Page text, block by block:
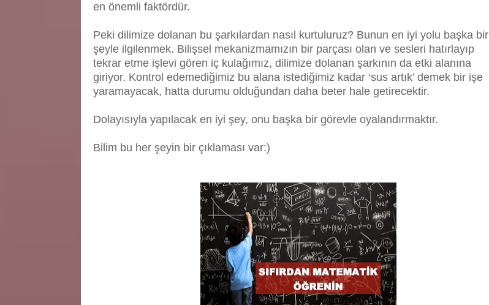
en önemli faktördür.
Peki dilimize dolanan bu şarkılardan nasıl kurtuluruz? Bunun en iyi yolu başka bir
şeyle ilgilenmek. Bilişsel mekanizmamızın bir parçası olan ve sesleri hatırlayıp
tekrar etme işlevi gören iç kulağımız, dilimize dolanan şarkının da etki alanına
giriyor. Kontrol edemediğimiz bu alana istediğimiz kadar ‘sus artık’ demek bir işe
yaramayacak, hatta durumu olduğundan daha beter hale getirecektir.
Dolayısıyla yapılacak en iyi şey, onu başka bir görevle oyalandırmaktır.
Bilim bu her şeyin bir çıklaması var:)